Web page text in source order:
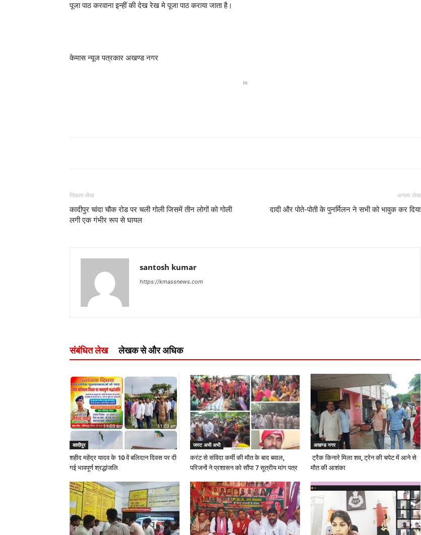
पूजा पाठ करवाना इन्हीं की देख रेख मे पूजा पाठ कराया जाता है।
केमास न्यूज पत्रकार अखण्ड नगर
In
पिछला लेख
कादीपुर चांदा चौक रोड पर चली गोली जिसमें तीन लोगों को गोली
लगी एक गंभीर रूप से घायल
अगला लेख
दादी और पोते-पोती के पुनर्मिलन ने सभी को भावुक कर दिया
santosh kumar
https://kmassnews.com
संबंधित लेख लेखक से और अधिक
कादीपुर
शहीद महेंद्र यादव के 10 वें बलिदान दिवस पर दी
गई भावपूर्ण श्रद्धांजलि
जस्ट अभी अभी
करंट से संविदा कर्मी की मौत के बाद बवाल,
परिजनों ने प्रशासन को सौंपा 7 सूत्रीय मांग पत्र
अखण्ड नगर
ट्रैक किनारे मिला शव, ट्रेन की चपेट में आने से
मौत की आशंका